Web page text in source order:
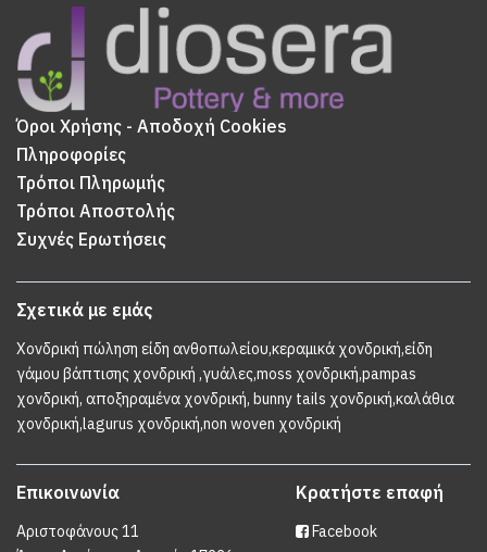
Όροι Χρήσης - Αποδοχή Cookies
Πληροφορίες
Τρόποι Πληρωμής
Τρόποι Αποστολής
Συχνές Ερωτήσεις
Σχετικά με εμάς
Χονδρική πώληση είδη ανθοπωλείου,κεραμικά χονδρική,είδη
γάμου βάπτισης χονδρική ,γυάλες,moss χονδρική,pampas
χονδρική, αποξηραμένα χονδρική, bunny tails χονδρική,καλάθια
χονδρική,lagurus χονδρική,non woven χονδρική
Επικοινωνία
Αριστοφάνους 11
Κρατήστε επαφή
Facebook